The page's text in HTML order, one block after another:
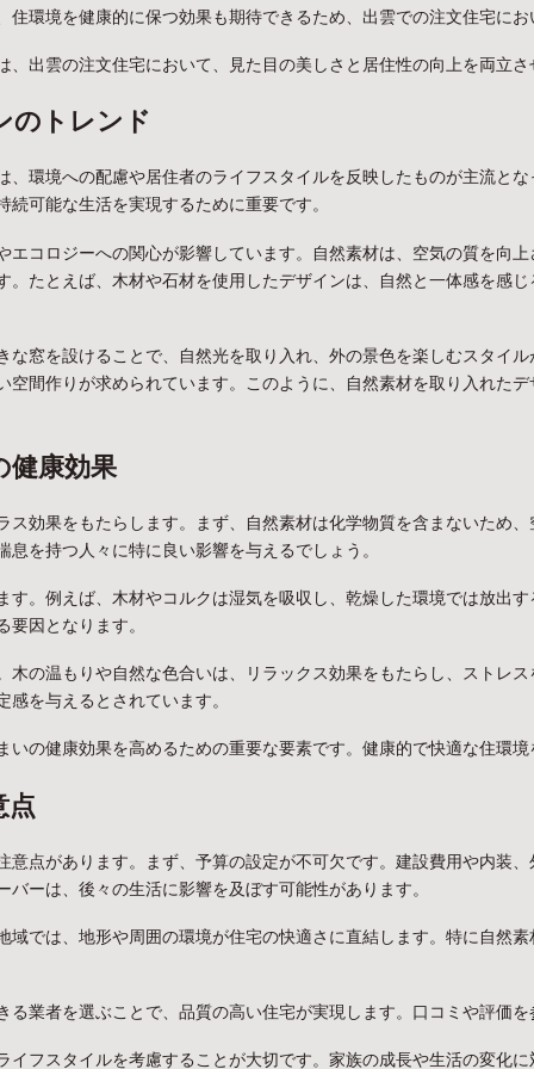
住環境を健康的に保つ効果も期待できるため、出雲での注文住宅に
、出雲の注文住宅において、見た目の美しさと居住性の向上を両立
のトレンド
、環境への配慮や居住者のライフスタイルを反映したものが主流と
可能な生活を実現するために重要です。
エコロジーへの関心が影響しています。自然素材は、空気の質を向
。たとえば、木材や石材を使用したデザインは、自然と一体感を感
な窓を設けることで、自然光を取り入れ、外の景色を楽しむスタイ
空間作りが求められています。このように、自然素材を取り入れた
健康効果
ス効果をもたらします。まず、自然素材は化学物質を含まないため
を持つ人々に特に良い影響を与えるでしょう。
す。例えば、木材やコルクは湿気を吸収し、乾燥した環境では放出
因となります。
木の温もりや自然な色合いは、リラックス効果をもたらし、ストレ
を与えるとされています。
いの健康効果を高めるための重要な要素です。健康的で快適な住環
点
意点があります。まず、予算の設定が不可欠です。建設費用や内装
ーは、後々の生活に影響を及ぼす可能性があります。
域では、地形や周囲の環境が住宅の快適さに直結します。特に自然
る業者を選ぶことで、品質の高い住宅が実現します。口コミや評価
イフスタイルを考慮することが大切です。家族の成長や生活の変化